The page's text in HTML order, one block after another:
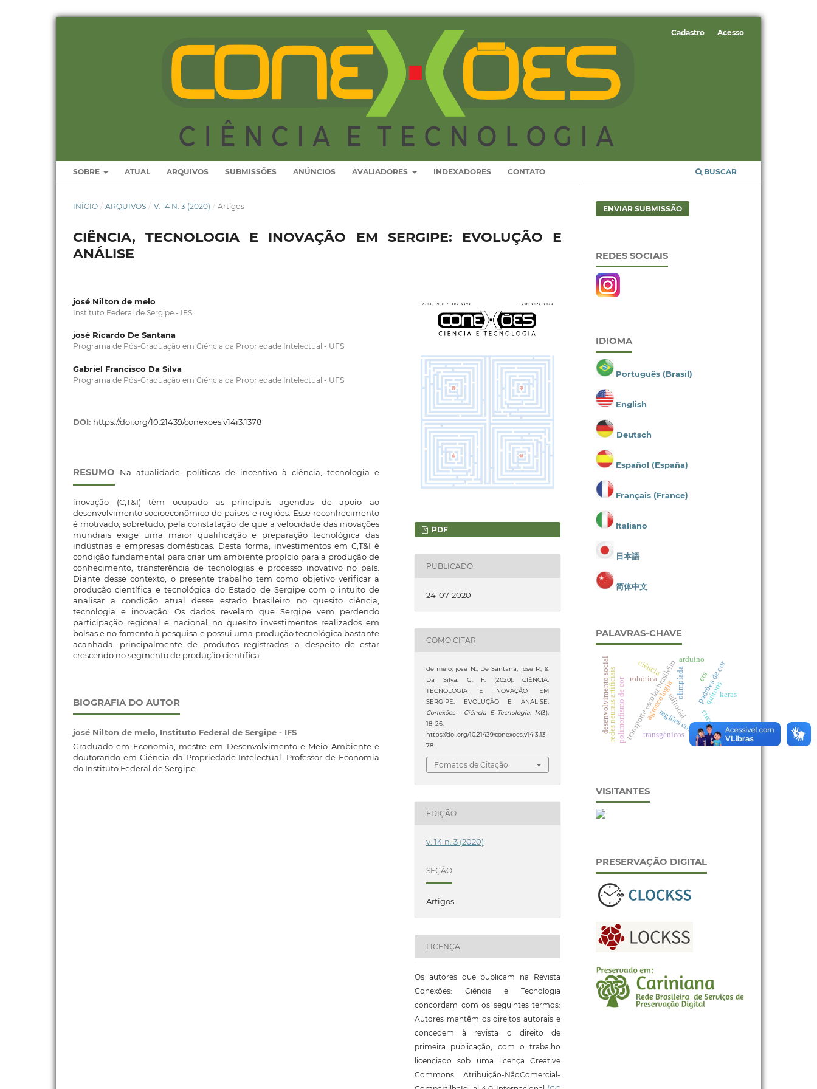
SOBRE ATUAL ARQUIVOS SUBMISSÕES ANÚNCIOS AVALIADORES INDEXADORES CONTATO BUSCAR
Cadastro Acesso
INÍCIO / ARQUIVOS / V. 14 N. 3 (2020) / Artigos
CIÊNCIA, TECNOLOGIA E INOVAÇÃO EM SERGIPE: EVOLUÇÃO E
ANÁLISE
josé Nilton de melo
Instituto Federal de Sergipe - IFS
josé Ricardo De Santana
Programa de Pós-Graduação em Ciência da Propriedade Intelectual - UFS
Gabriel Francisco Da Silva
Programa de Pós-Graduação em Ciência da Propriedade Intelectual - UFS
DOI: https://doi.org/10.21439/conexoes.v14i3.1378
RESUMO Na atualidade, políticas de incentivo à ciência, tecnologia e
inovação (C,T&I) têm ocupado as principais agendas de apoio ao
desenvolvimento socioeconômico de países e regiões. Esse reconhecimento
é motivado, sobretudo, pela constatação de que a velocidade das inovações
mundiais exige uma maior qualificação e preparação tecnológica das
indústrias e empresas domésticas. Desta forma, investimentos em C,T&I é
condição fundamental para criar um ambiente propício para a produção de
conhecimento, transferência de tecnologias e processo inovativo no país.
Diante desse contexto, o presente trabalho tem como objetivo verificar a
produção científica e tecnológica do Estado de Sergipe com o intuito de
analisar a condição atual desse estado brasileiro no quesito ciência,
tecnologia e inovação. Os dados revelam que Sergipe vem perdendo
participação regional e nacional no quesito investimentos realizados em
bolsas e no fomento à pesquisa e possui uma produção tecnológica bastante
acanhada, principalmente de produtos registrados, a despeito de estar
crescendo no segmento de produção científica.
BIOGRAFIA DO AUTOR
josé Nilton de melo, Instituto Federal de Sergipe - IFS
Graduado em Economia, mestre em Desenvolvimento e Meio Ambiente e
doutorando em Ciência da Propriedade Intelectual. Professor de Economia
do Instituto Federal de Sergipe.
PDF
PUBLICADO
24-07-2020
COMO CITAR
de melo, josé N., De Santana, josé R., &
Da Silva, G. F. (2020). CIÊNCIA,
TECNOLOGIA E INOVAÇÃO EM
SERGIPE: EVOLUÇÃO E ANÁLISE.
Conexões - Ciência E Tecnologia, 14(3),
18–26.
https://doi.org/10.21439/conexoes.v14i3.13
78
Fomatos de Citação
EDIÇÃO
v. 14 n. 3 (2020)
SEÇÃO
Artigos
LICENÇA
Os autores que publicam na Revista
Conexões: Ciência e Tecnologia
concordam com os seguintes termos:
Autores mantêm os direitos autorais e
concedem à revista o direito de
primeira publicação, com o trabalho
licenciado sob uma licença Creative
Commons Atribuição-NãoComercial-
ENVIAR SUBMISSÃO
REDES SOCIAIS
IDIOMA
Português (Brasil)
English
Deutsch
Español (España)
Français (France)
Italiano
日本語
简体中文
PALAVRAS-CHAVE
editorial
olimpíada
transporte escolar brasileiro padrões de cor
polimorfismo de cor quítons
regiões costeiras
robótica
redes neurais artificiais keras
desenvolvimento social
transgênicos
cts.
agroecologia
ciência arduino
circuito rc
VISITANTES
PRESERVAÇÃO DIGITAL